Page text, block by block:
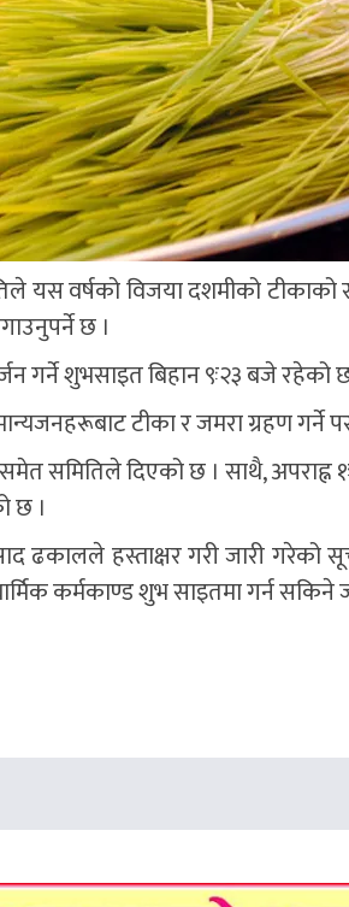
यस वर्षको विजया दशमीको
छ ।
गर्ने शुभसाइत बिहान ९ः२३ बजे रहेको
टीका र जमरा ग्रहण गर्ने
समितिले दिएको छ । साथै, अपराह्न
छ ।
ढकालले हस्ताक्षर गरी जारी गरेको
कर्मकाण्ड शुभ साइतमा गर्न सकिने